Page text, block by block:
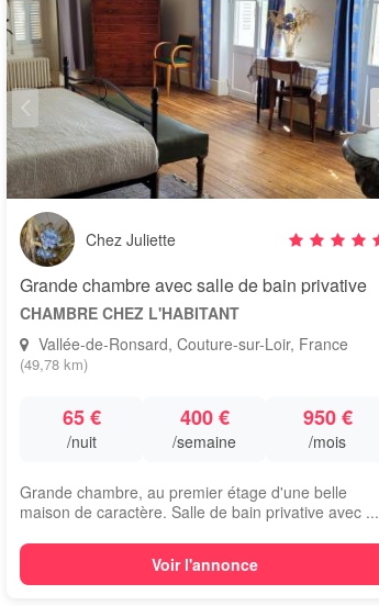
Chez Juliette
Grande chambre avec salle de bain privative
CHAMBRE CHEZ L'HABITANT
Vallée-de-Ronsard, Couture-sur-Loir, France
(49,78 km)
65 €
/nuit
400 €
/semaine
950 €
/mois
Grande chambre, au premier étage d'une belle
maison de caractère. Salle de bain privative avec ...
Voir l'annonce